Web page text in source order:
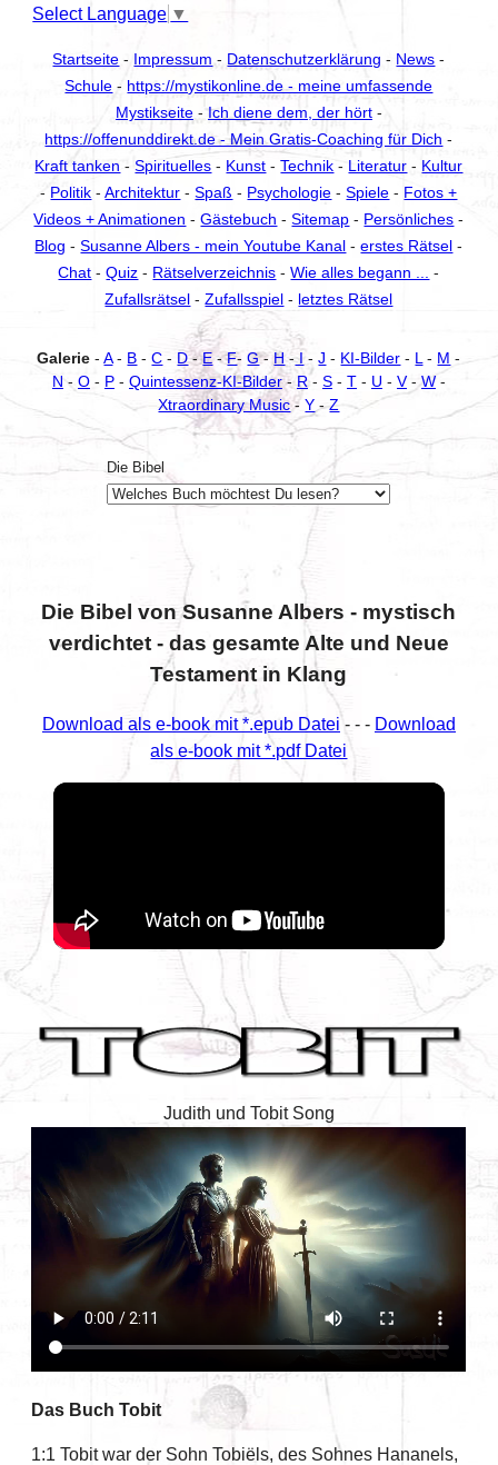
Select Language ▼
Startseite - Impressum - Datenschutzerklärung - News -
Schule - https://mystikonline.de - meine umfassende
Mystikseite-Ich diene dem, der hört-
https://offenunddirekt.de - Mein Gratis-Coaching für Dich -
Kraft tanken -Spirituelles - Kunst -Technik - Literatur - Kultur
- Politik -Architektur -Spaß - Psychologie -Spiele - Fotos +
Videos + Animationen -Gästebuch -Sitemap - Persönliches -
Blog -Susanne Albers - mein Youtube Kanal -erstes Rätsel -
Chat -Quiz - Rätselverzeichnis -Wie alles begann ...
-
Zufallsrätsel -Zufallsspiel - letztes Rätsel
Galerie -A- B -C - D-E-F-G-H -I -J - KI-Bilder - L - M -
N - O- P- Quintessenz-KI-Bilder-R- S- T- U - V-W-
Xtraordinary Music-Y -Z
Die Bibel
Die Bibel von Susanne Albers - mystisch
verdichtet - das gesamte Alte und Neue
Testament in Klang
Download als e-book mit *.epub Datei - - - Download
als e-book mit *.pdf Datei
Judith und Tobit Song
Das Buch Tobit
1:1 Tobit war der Sohn Tobiëls, des Sohnes Hananels,